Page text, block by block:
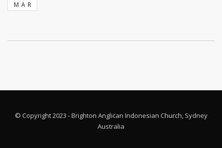
MAR
© Copyright 2023 - Brighton Anglican Indonesian Church, Sydney
Australia